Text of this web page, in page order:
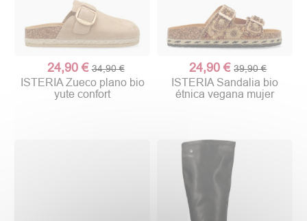
24,90 € 34,90 €
ISTERIA Zueco plano bio
yute confort
24,90 € 39,90 €
ISTERIA Sandalia bio
étnica vegana mujer